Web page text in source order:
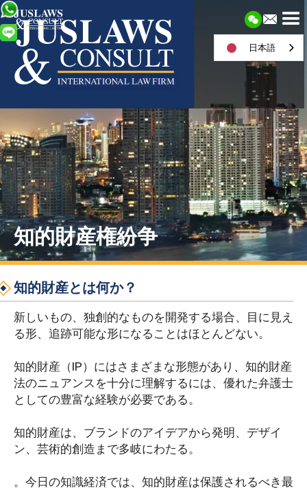
知的財産権紛争
知的財産とは何か？
新しいもの、独創的なものを開発する場合、目に見え
る形、追跡可能な形になることはほとんどない。
知的財産（IP）にはさまざまな形態があり、知的財産
法のニュアンスを十分に理解するには、優れた弁護士
としての豊富な経験が必要である。
知的財産は、ブランドのアイデアから発明、デザイ
ン、芸術的創造まで多岐にわたる。
。今日の知識経済では、知的財産は保護されるべき最
日本語